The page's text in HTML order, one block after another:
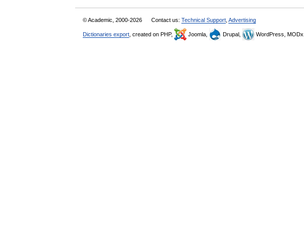
© Academic, 2000-2026 Contact us: Technical Support Advertising
Dictionaries export , created on PHP, Joomla, Drupal, WordPress, MODx.